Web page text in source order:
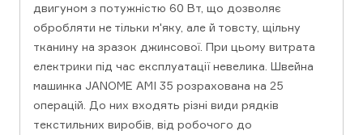
двигуном з потужністю 60 Вт, що дозволяє
обробляти не тільки м'яку, але й товсту, щільну
тканину на зразок джинсової. При цьому витрата
електрики під час експлуатації невелика. Швейна
машинка JANOME AMI 35 розрахована на 25
операцій. До них входять різні види рядків
текстильних виробів, від робочого до